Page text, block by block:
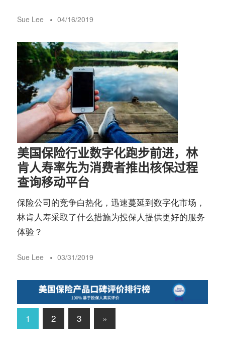
Sue Lee 04/16/2019
美国保险行业数字化跑步前进，林
肯人寿率先为消费者推出核保过程
查询移动平台
保险公司的竞争白热化，迅速蔓延到数字化市场，
林肯人寿采取了什么措施为投保人提供更好的服务
体验？
Sue Lee 03/31/2019
文
1 2 3
Next
Posts
»